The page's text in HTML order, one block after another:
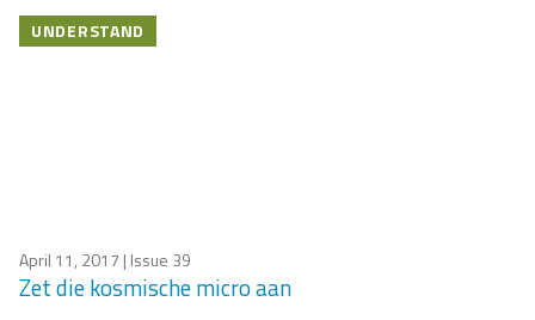
UNDERSTAND
April 11, 2017 | Issue 39
Zet die kosmische micro aan